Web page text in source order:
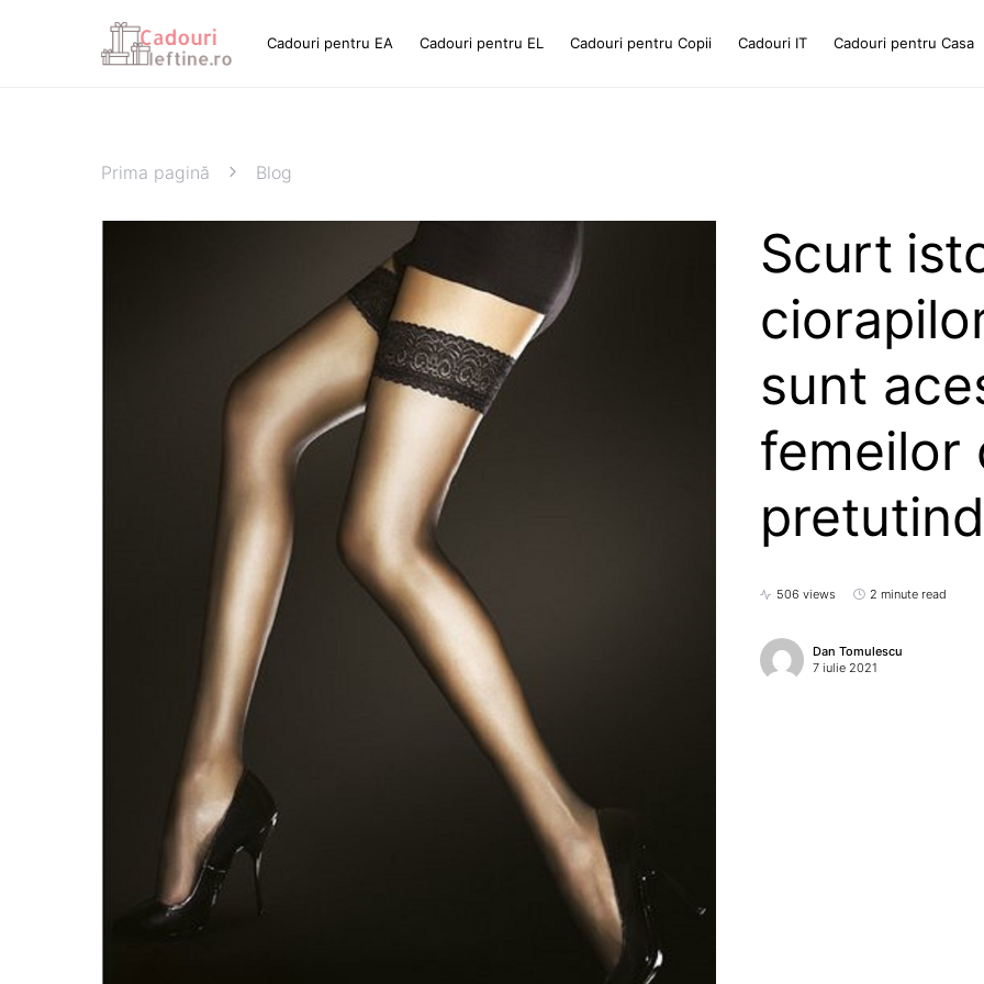
Cadouri pentru EA Cadouri pentru EL Cadouri pentru Copii Cadouri IT Cadouri pentru Casa
Prima pagină Blog
Scurt
sunt
femeilor
506 views 2 minute read
Dan Tomulescu
7 iulie 2021